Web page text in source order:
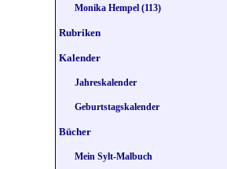
Monika Hempel (113)
Rubriken
Kalender
Jahreskalender
Geburtstagskalender
Bücher
Mein Sylt-Malbuch